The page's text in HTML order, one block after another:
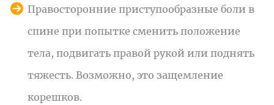
Правосторонние приступообразные боли в
спине при попытке сменить положение
тела, подвигать правой рукой или поднять
тяжесть. Возможно, это защемление
корешков.